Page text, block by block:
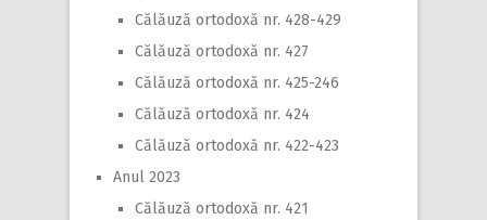
Călăuză ortodoxă nr. 428-429
Călăuză ortodoxă nr. 427
Călăuză ortodoxă nr. 425-246
Călăuză ortodoxă nr. 424
Călăuză ortodoxă nr. 422-423
Anul 2023
Călăuză ortodoxă nr. 421